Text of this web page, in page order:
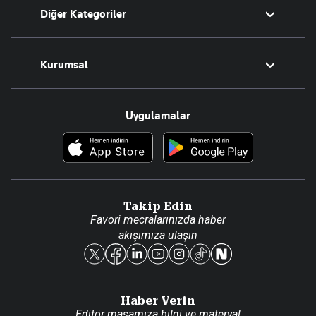
Tüm Yazarlar
Diğer Kategoriler
Magazin
Teknoloji
Resmî Ilanlar
Foto Haber
Kurumsal
Hakkımızda
Künye
Reklam Ver
Uygulamalar
Takip Edin
Favori mecralarınızda haber
akışımıza ulaşın
Haber Verin